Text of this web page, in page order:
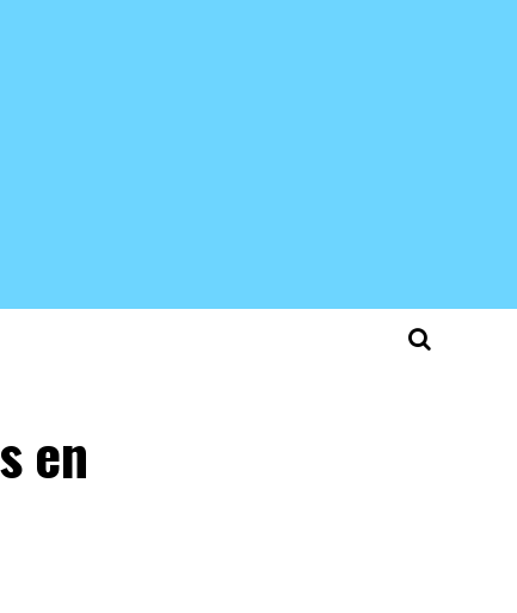
en